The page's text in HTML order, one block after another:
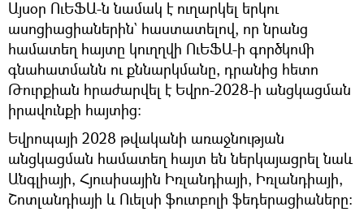
Այսօր ՈւԵՖԱ-ն նամակ է ուղարկել երկու
ասոցիացիաներին` հաստատելով, որ նրանց
համատեղ հայտը կուղղվի ՈւԵՖԱ-ի գործկոմի
գնահատմանն ու քննարկմանը, դրանից հետո
Թուրքիան հրաժարվել է Եվրո-2028-ի անցկացման
իրավունքի հայտից։
Եվրոպայի 2028 թվականի առաջնության
անցկացման համատեղ հայտ են ներկայացրել նաև
Անգլիայի, Հյուսիսային Իռլանդիայի, Իռլանդիայի,
Շոտլանդիայի և Ուելսի ֆուտբոլի ֆեդերացիաները։